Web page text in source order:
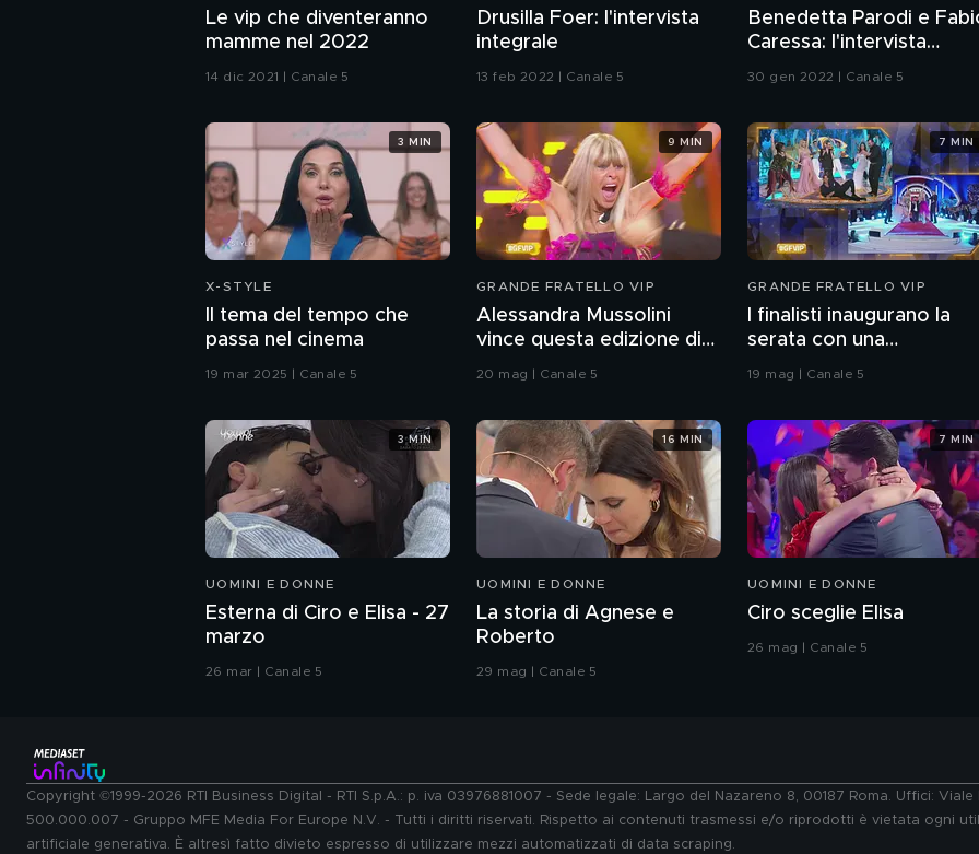
Le vip che diventeranno
mamme nel 2022
14 dic 2021 | Canale 5
Drusilla Foer: l'intervista
integrale
13 feb 2022 | Canale 5
Benedetta Parodi e
Caressa: l'intervista
30 gen 2022 | Canale 5
X-STYLE
Il tema del tempo che
passa nel cinema
19 mar 2025 | Canale 5
3 MIN
GRANDE FRATELLO VIP
Alessandra Mussolini
vince questa edizione di
Grande Fratello VIP
20 mag | Canale 5
9 MIN
GRANDE FRATELLO VIP
I finalisti inaugurano la
serata con una
coreografia
19 mag | Canale 5
7 MIN
UOMINI E DONNE
Esterna di Ciro e Elisa - 27
marzo
26 mar | Canale 5
3 MIN
UOMINI E DONNE
La storia di Agnese e
Roberto
29 mag | Canale 5
16 MIN
UOMINI E DONNE
Ciro sceglie Elisa
26 mag | Canale 5
7 MIN
Copyright ©1999-2026 RTI Business Digital - RTI S.p.A.: p. iva 03976881007 - Sede legale: Largo del Nazareno 8, 00187 Roma. Uffici:
500.000.007 - Gruppo MFE Media For Europe N.V. - Tutti i diritti riservati. Rispetto ai contenuti trasmessi e/o riprodotti è vietata ogni
artificiale generativa. È altresì fatto divieto espresso di utilizzare mezzi automatizzati di data scraping.